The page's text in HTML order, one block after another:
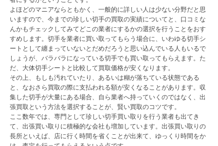
よほどのマニアならともかく、一般的に詳しい人は少ない分野だと思
いますので、今までの珍しい切手の買取の実績についてと、口コミな
んかもチェックしてみてどこの業者にするかの選択を行うことをおす
すめします。切手を業者に買い取ってもらう場合に、いわゆる切手シ
ートとして纏まっていないとだめだろうと思い込んでいる人もいるで
しょうが、バラバラになっている切手でも買い取ってもらえます。た
だ、大体切手シートと比較して買取価格が安くなります。
その上、もしも汚れていたり、あるいは糊が落ちている状態である
と、なおさら買取の際に支払われる額が安くなることがあります。収
集した切手が大量にある場合、自ら業者へ持っていくのではなく、出
張買取という方法を選択することが、賢い買取のコツです。
ここ数年では、専門として珍しい切手買い取りを行う業者も出てき
て、出張買い取りに積極的な会社も増加しています。出張買い取りの
長所といえば、店に行く時間を省くことが出来て、ゆっくり時間をか